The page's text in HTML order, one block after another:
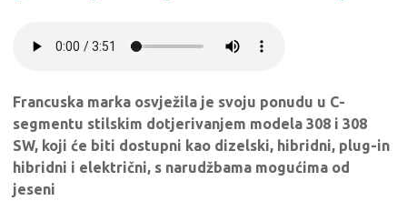
Francuska marka osvježila je svoju ponudu u C-
segmentu stilskim dotjerivanjem modela 308 i 308
SW, koji će biti dostupni kao dizelski, hibridni, plug-in
hibridni i električni, s narudžbama mogućima od
jeseni